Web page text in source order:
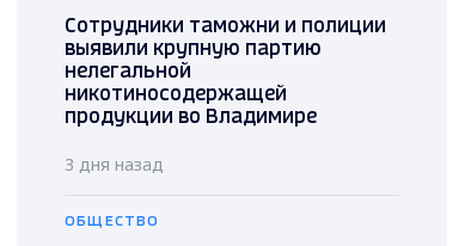
Сотрудники таможни и полиции
выявили крупную партию
нелегальной
никотиносодержащей
продукции во Владимире
3 дня назад
ОБЩЕСТВО